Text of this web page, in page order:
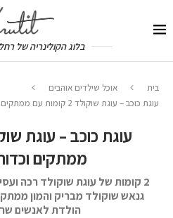
בלוג הקולינריה של
בית
אוכל שילדים אוהבים
עוגת כוכב – עוגת שוקולד 2 קומות עם ממתקים וכדורי שוקולד
ממתקים
2 קומות של עוגת שוקולד רכה
גנאש שוקולד מבריק והמון
הולדת לאנשים